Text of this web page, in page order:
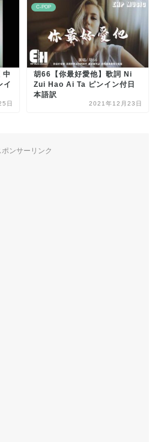
中
イ
日
C-POP
胡66【你最好愛他】歌詞 Ni
Zui Hao Ai Ta ピンイン付日
本語訳
2021年12月23日
ポンサーリンク